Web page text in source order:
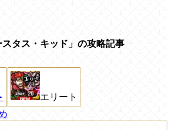
スタス・キッド」の攻略記事
エリート